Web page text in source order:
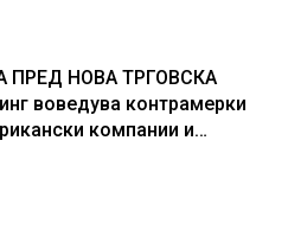
ПРЕД НОВА ТРГОВСКА
воведува контрамерки
компании и